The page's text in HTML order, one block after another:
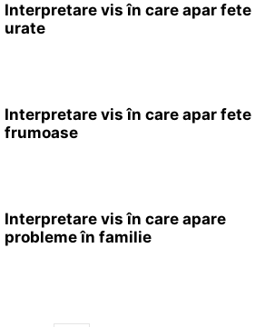
Interpretare vis în care apar fete
urate
Interpretare vis în care apar fete
frumoase
Interpretare vis în care apare
probleme în familie